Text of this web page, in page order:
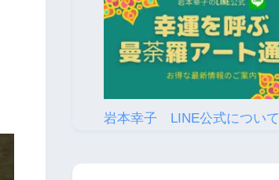
岩本幸子 LINE公式について